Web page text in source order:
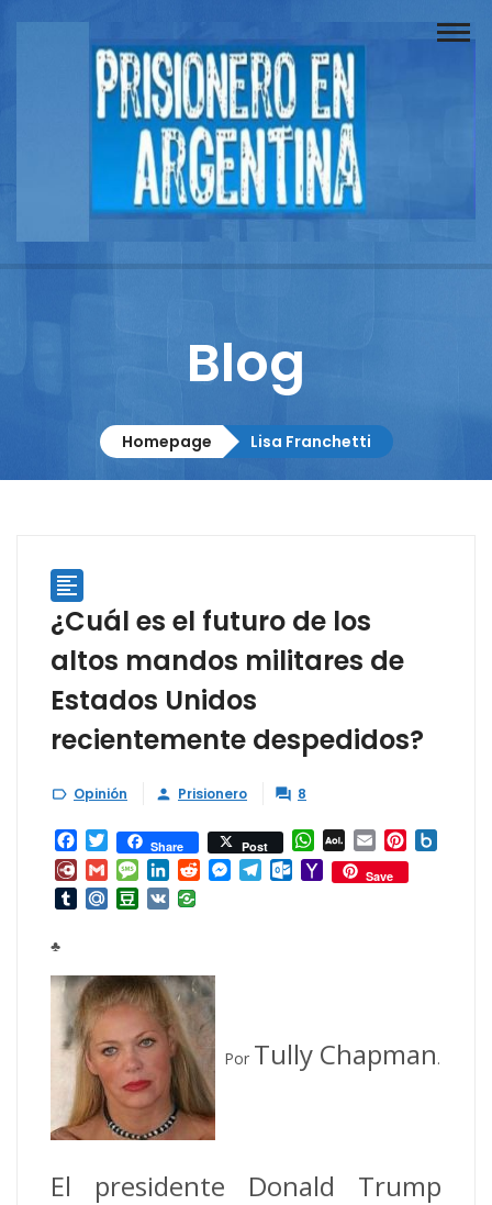
Buscador
Documentos
Columnistas
Contacto
Blog
Homepage Lisa Franchetti

¿Cuál es el futuro de los
altos mandos militares de
Estados Unidos
recientemente despedidos?
 Opinión  Prisionero  8
Facebook
TwitterShare Post WhatsApp
AOL
Mail
Email Pinterest
Diary.Ru
GmailMessage
LinkedIn
RedditMessenger
Telegram
Outlook.com
Yahoo
Mail
Save
TumblrMail.RuDouban
VK
♣
Por Tully Chapman.
El presidente Donald Trump